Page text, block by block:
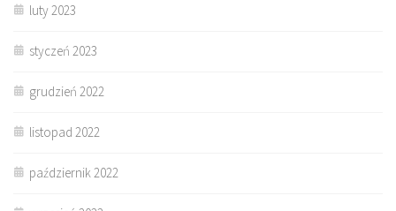
luty 2023
styczeń 2023
grudzień 2022
listopad 2022
październik 2022